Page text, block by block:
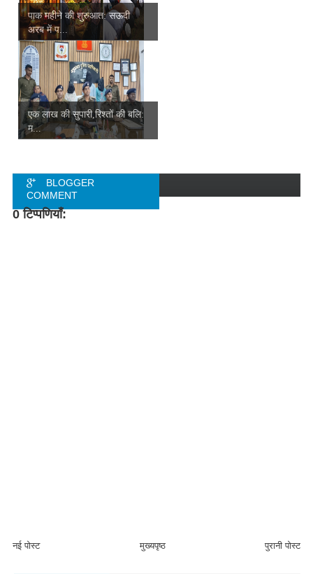
पाक महीने की शुरुआत: सऊदी
अरब में प...
एक लाख की सुपारी,रिश्तों की बलि:
म...
BLOGGER
COMMENT
0 टिप्पणियाँ:
नई पोस्ट पुरानी पोस्ट
मुख्यपृष्ठ